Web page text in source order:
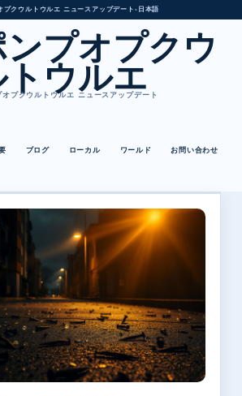
プクウルトウルエ ニュースアップデート • 日本語
プオプクウ
ウルエ
オプクウルトウルエ ニュースアップデート
ブログ ローカル ワールド お問い合わせ